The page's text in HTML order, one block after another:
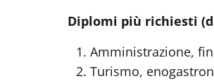
Diplomi più richiesti
Amministrazione,
Turismo,